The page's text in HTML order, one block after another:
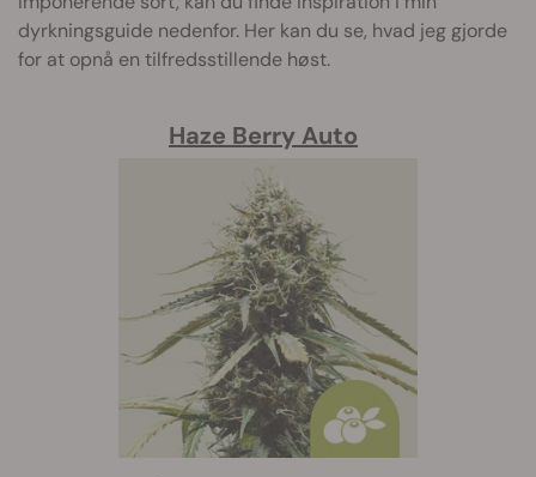
dyrkningsguide nedenfor. Her kan du se, hvad jeg gjorde
for at opnå en tilfredsstillende høst.
Haze Berry Auto